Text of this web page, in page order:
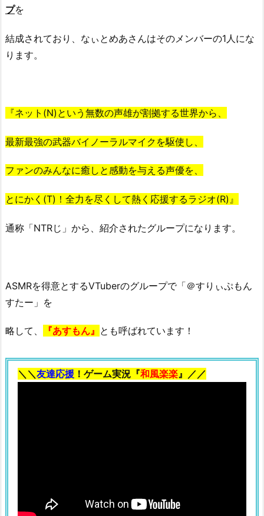
プを
結成されており、なぃとめあさんはそのメンバーの1人にな
ります。
『ネット(N)という無数の声雄が割拠する世界から、
最新最強の武器バイノーラルマイクを駆使し、
ファンのみんなに癒しと感動を与える声優を、
とにかく(T)！全力を尽くして熱く応援するラジオ(R)』
通称「NTRじ」から、紹介されたグループになります。
ASMRを得意とするVTuberのグループで「＠すりぃぷもん
すたー」を
略して、 『あすもん』 とも呼ばれています！
＼＼友達応援 ！ゲーム実況『和風楽楽』／／